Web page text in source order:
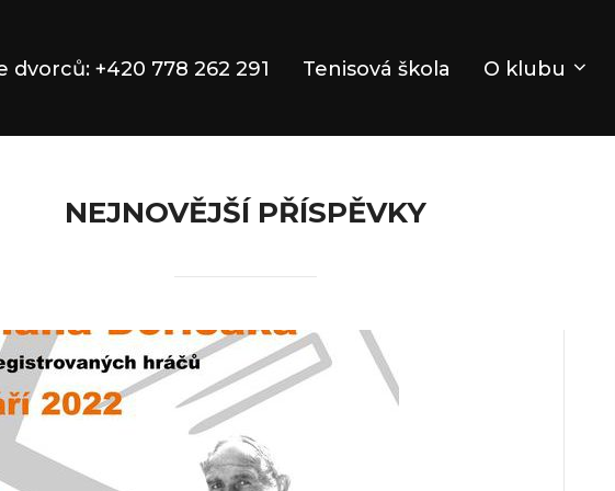
dvorců: +420 778 262 291 Tenisová škola O klubu
NEJNOVĚJŠÍ PŘÍSPĚVKY